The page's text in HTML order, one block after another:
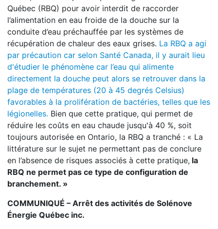
Québec (RBQ) pour avoir interdit de raccorder
l’alimentation en eau froide de la douche sur la
conduite d’eau préchauffée par les systèmes de
récupération de chaleur des eaux grises. La RBQ a agi
par précaution car selon Santé Canada, il y aurait lieu
d'étudier le phénomène car l’eau qui alimente
directement la douche peut alors se retrouver dans la
plage de températures (20 à 45 degrés Celsius)
favorables à la prolifération de bactéries, telles que les
légionelles. Bien que cette pratique, qui permet de
réduire les coûts en eau chaude jusqu'à 40 %, soit
toujours autorisée en Ontario, la RBQ a tranché : « La
littérature sur le sujet ne permettant pas de conclure
en l’absence de risques associés à cette pratique, la
RBQ ne permet pas ce type de configuration de
branchement. »
COMMUNIQUÉ – Arrêt des activités de Solénove
Énergie Québec inc.